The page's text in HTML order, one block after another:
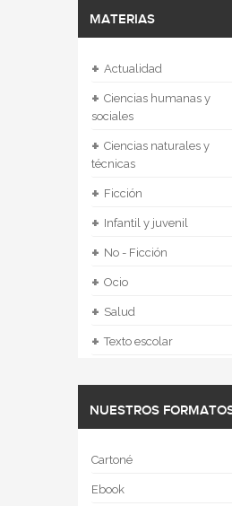
MATERIAS
+ Actualidad
+ Ciencias humanas y
sociales
+ Ciencias naturales y
técnicas
+ Ficción
+ Infantil y juvenil
+ No - Ficción
+ Ocio
+ Salud
+ Texto escolar
NUESTROS
Cartoné
Ebook